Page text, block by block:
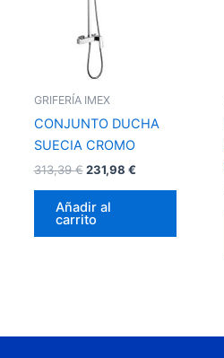
GRIFERÍA IMEX
CONJUNTO DUCHA
SUECIA CROMO
313,39€ 231,98 €
Añadir al
carrito